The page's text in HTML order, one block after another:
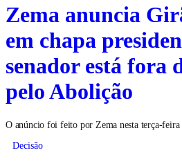
Zema anuncia
em chapa
senador está fora
pelo Abolição
O anúncio foi feito por Zema nesta terça-feira
Decisão